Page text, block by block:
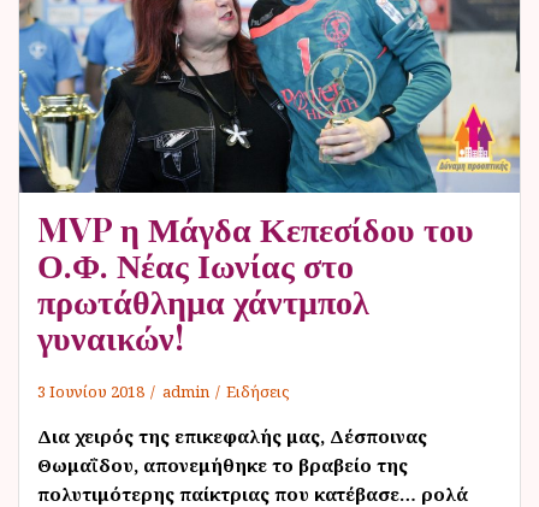
MVP η Μάγδα Κεπεσίδου του
Ο.Φ. Νέας Ιωνίας στο
πρωτάθλημα χάντμπολ
γυναικών!
3 Ιουνίου 2018 admin Ειδήσεις
Δια χειρός της επικεφαλής μας, Δέσποινας
Θωμαΐδου, απονεμήθηκε το βραβείο της
πολυτιμότερης παίκτριας που κατέβασε… ρολά